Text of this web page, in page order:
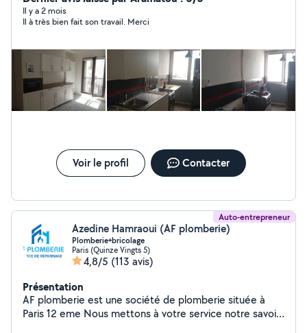
Il y a 2 mois
Il à très bien fait son travail. Merci
Voir le profil Contacter
Auto-entrepreneur
Azedine Hamraoui (AF plomberie)
Plomberie+bricolage
Paris (Quinze Vingts 5)
4,8/5 (113 avis)
Présentation
AF plomberie est une société de plomberie située à
Paris 12 eme Nous mettons à votre service notre savoir-